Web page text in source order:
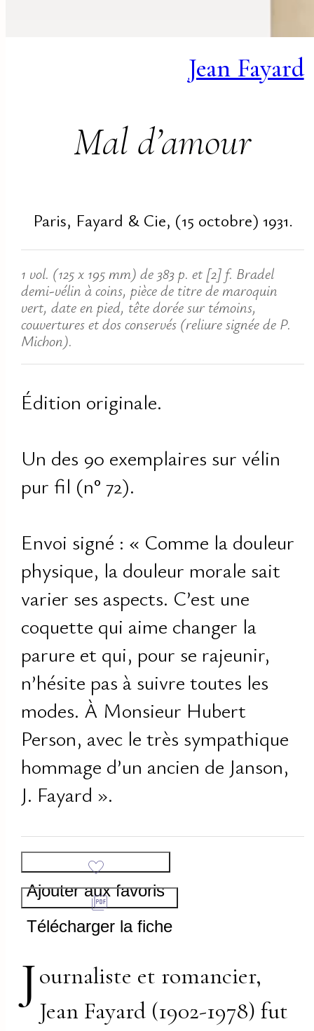
Jean Fayard
Mal d’amour
Paris, Fayard & Cie, (15 octobre) 1931.
1 vol. (125 x 195 mm) de 383 p. et [2] f. Bradel
demi-vélin à coins, pièce de titre de maroquin
vert, date en pied, tête dorée sur témoins,
couvertures et dos conservés (reliure signée de P.
Michon).
Édition originale.
Un des 90 exemplaires sur vélin
pur fil (n° 72).
Envoi signé : « Comme la douleur
physique, la douleur morale sait
varier ses aspects. C’est une
coquette qui aime changer la
parure et qui, pour se rajeunir,
n’hésite pas à suivre toutes les
modes. À Monsieur Hubert
Person, avec le très sympathique
hommage d’un ancien de Janson,
J. Fayard ».
Ajouter aux favoris
Télécharger la fiche
Journaliste et romancier,
Jean Fayard (1902-1978) fut